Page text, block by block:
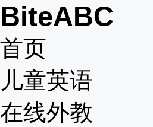
BiteABC
首页
儿童英语
在线外教